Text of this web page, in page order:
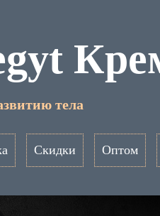
тела
Скидки Оптом